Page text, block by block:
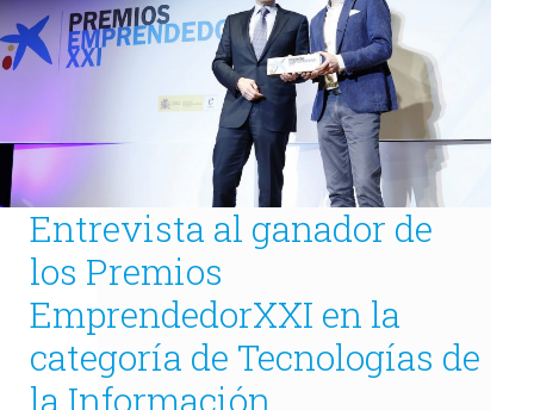
Entrevista al ganador de
los Premios
EmprendedorXXI en la
categoría de Tecnologías de
la Información